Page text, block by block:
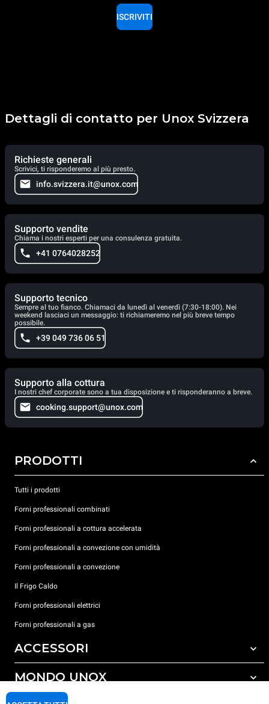
ISCRIVITI
Dettagli di contatto per Unox Svizzera
Richieste generali
Scrivici, ti risponderemo al più presto.
info.svizzera.it@unox.com
Supporto vendite
Chiama i nostri esperti per una consulenza gratuita.
+41 0764028252
Supporto tecnico
Sempre al tuo fianco. Chiamaci da lunedì al venerdì (7:30-18:00). Nei
weekend lasciaci un messaggio: ti richiameremo nel più breve tempo
possibile.
+39 049 736 06 51
Supporto alla cottura
I nostri chef corporate sono a tua disposizione e ti risponderanno a breve.
cooking.support@unox.com
PRODOTTI
Tutti i prodotti
Forni professionali combinati
Forni professionali a cottura accelerata
Forni professionali a convezione con umidità
Forni professionali a convezione
Il Frigo Caldo
Forni professionali elettrici
Forni professionali a gas
ACCESSORI
Tutti gli accessori
Detergenti per lavaggio automatico
MONDO UNOX